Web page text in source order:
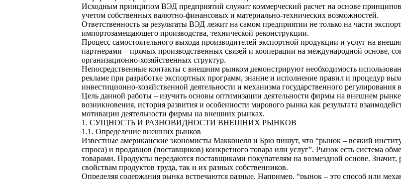
Исходным принципом ВЭД предприятий служит коммерческий расчет на основе принципов
учетом собственных валютно-финансовых и материально-технических возможностей.
Ответственность за результаты ВЭД лежит на самом предприятии не только на части
импортозамещающего производства, технической реконструкции.
Процесс самостоятельного выхода производителей экспортной продукции и услуг на
партнерами – прямых производственных связей и кооперации на международной основе,
организационно-хозяйственных структур.
Непосредственные контакты с внешним рынком демонстрируют необходимость
рекламе при разработке экспортных программ, знание и исполнение правил и процедур
инвестиционно-хозяйственной деятельности и механизма государственного регулирования
Цель данной работы – изучить основы оптимизации деятельности фирмы на внешнем
возникновения, история развития и особенности мирового рынка как результата
мотивации деятельности фирмы на внешних рынках.
1. СУЩНОСТЬ И РАЗНОВИДНОСТИ ВНЕШНИХ РЫНКОВ
1.1. Определение внешних рынков
Известные американские экономисты Макконелл и Брю пишут, что “рынок – всякий
спроса) и продавцов (поставщиков) конкретного товара или услуг”. Рынок есть система
товарами. Продукты передаются поставщиками покупателям на возмездной основе.
свойствам продуктов труда, так и их разных собственников.
Определяя содержания рынка встречаются разные. Например, “рынок – это способ или